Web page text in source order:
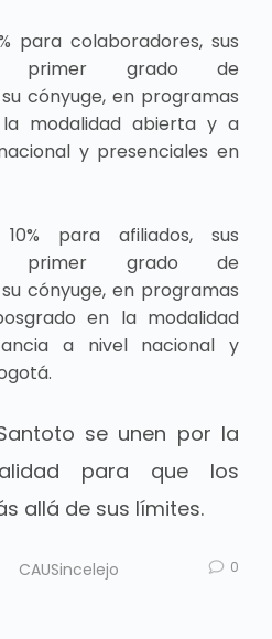
para colaboradores, sus
primer grado de
cónyuge, en programas
modalidad abierta y a
y presenciales en
para afiliados, sus
primer grado de
cónyuge, en programas
en la modalidad
a nivel nacional y
se unen por la
para que los
allá de sus límites.
CAUSincelejo 0